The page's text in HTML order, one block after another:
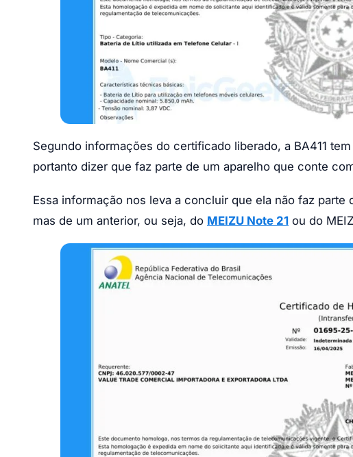
Segundo informações do certificado liberado, a BA411
portanto dizer que faz parte de um aparelho que conte
Essa informação nos leva a concluir que ela não faz
mas de um anterior, ou seja, do MEIZU Note 21 ou do